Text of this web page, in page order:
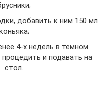
добавить к ним 150 мл
коньяка;
4-х недель в темном
и подавать на
стол.